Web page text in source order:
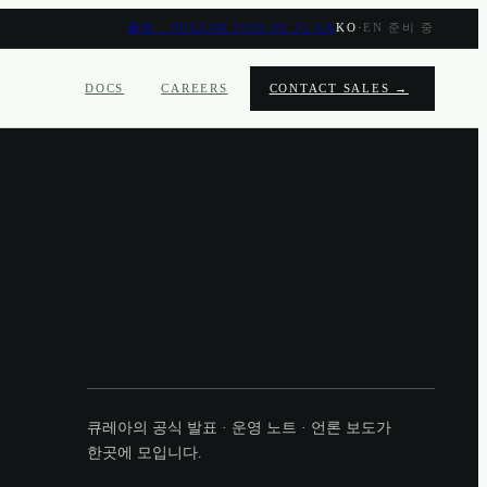
풀림 · PULLIM 2026.06.15 GAKO · EN 준비 중
DOCS CAREERS CONTACT SALES →
큐레아의 공식 발표 · 운영 노트 · 언론 보도가
한곳에 모입니다.